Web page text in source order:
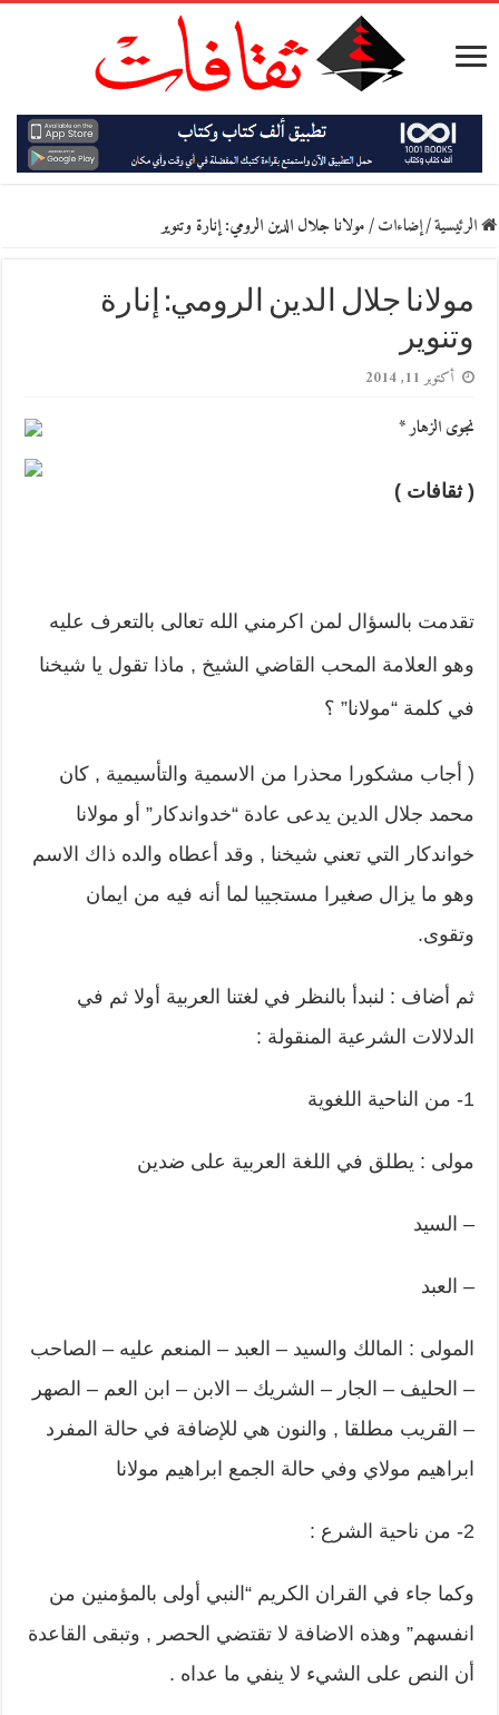
الرئيسية/إضاءات/مولانا جلال الدين الرومي: إنارة وتنوير
مولانا جلال الدين الرومي: إنارة
وتنوير
أكتوبر 11, 2014
نجوى الزهار *
( ثقافات )
تقدمت بالسؤال لمن اكرمني الله تعالى بالتعرف عليه
وهو العلامة المحب القاضي الشيخ , ماذا تقول يا شيخنا
في كلمة “مولانا” ؟
( أجاب مشكورا محذرا من الاسمية والتأسيمية , كان
محمد جلال الدين يدعى عادة “خدواندكار” أو مولانا
خواندكار التي تعني شيخنا , وقد أعطاه والده ذاك الاسم
وهو ما يزال صغيرا مستجيبا لما أنه فيه من ايمان
وتقوى.
ثم أضاف : لنبدأ بالنظر في لغتنا العربية أولا ثم في
الدلالات الشرعية المنقولة :
1- من الناحية اللغوية
مولى : يطلق في اللغة العربية على ضدين
– السيد
– العبد
المولى : المالك والسيد – العبد – المنعم عليه – الصاحب
– الحليف – الجار – الشريك – الابن – ابن العم – الصهر
– القريب مطلقا , والنون هي للإضافة في حالة المفرد
ابراهيم مولاي وفي حالة الجمع ابراهيم مولانا
2- من ناحية الشرع :
وكما جاء في القران الكريم “النبي أولى بالمؤمنين من
انفسهم” وهذه الاضافة لا تقتضي الحصر , وتبقى القاعدة
أن النص على الشيء لا ينفي ما عداه .